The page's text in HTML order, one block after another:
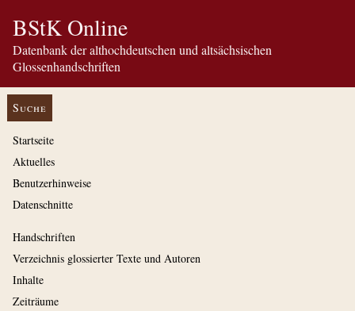
BStK Online
Datenbank der althochdeutschen und altsächsischen
Glossenhandschriften
Suche
Startseite
Aktuelles
Benutzerhinweise
Datenschnitte
Handschriften
Verzeichnis glossierter Texte und Autoren
Inhalte
Zeiträume